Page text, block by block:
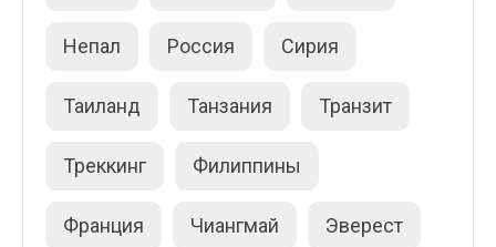
Непал Россия Сирия
Таиланд Танзания Транзит
Треккинг Филиппины
Франция Чиангмай Эверест